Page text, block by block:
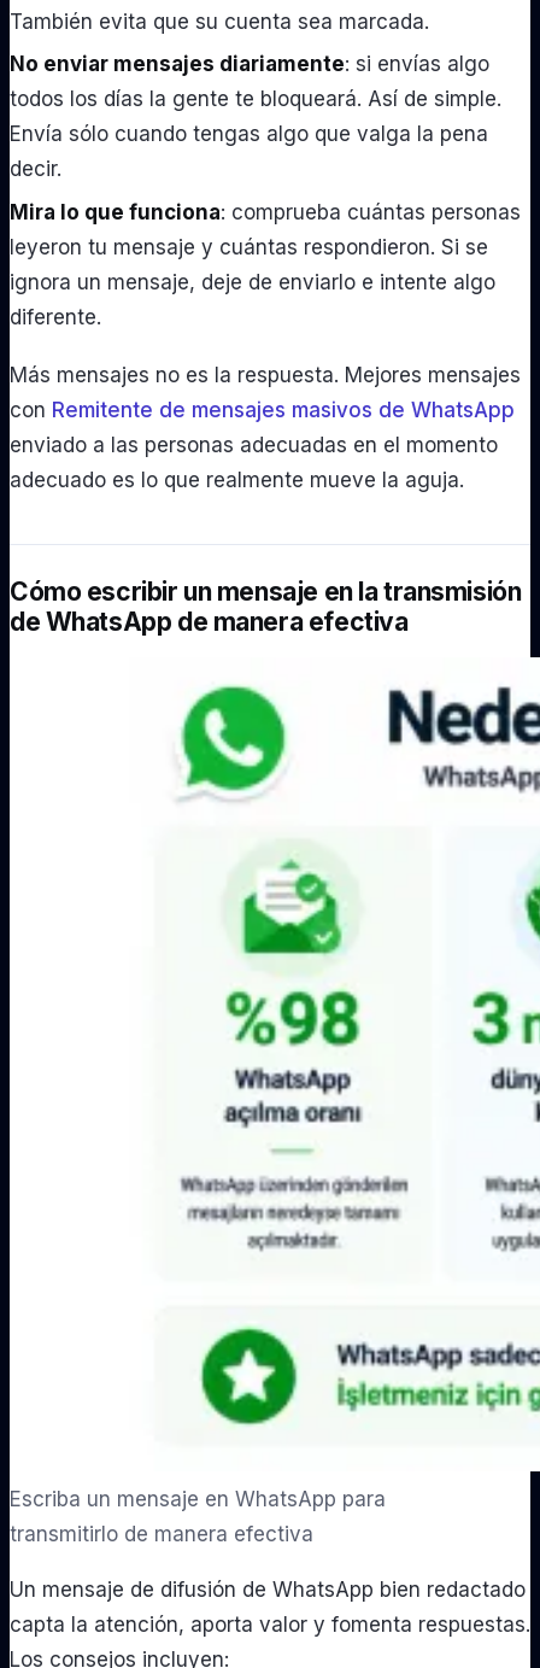
También evita que su cuenta sea marcada.
No enviar mensajes diariamente: si envías algo
todos los días la gente te bloqueará. Así de simple.
Envía sólo cuando tengas algo que valga la pena
decir.
Mira lo que funciona: comprueba cuántas personas
leyeron tu mensaje y cuántas respondieron. Si se
ignora un mensaje, deje de enviarlo e intente algo
diferente.
Más mensajes no es la respuesta. Mejores mensajes
con Remitente de mensajes masivos de WhatsApp
enviado a las personas adecuadas en el momento
adecuado es lo que realmente mueve la aguja.
Cómo escribir un mensaje en la transmisión
de WhatsApp de manera efectiva
Escriba un mensaje en WhatsApp para
transmitirlo de manera efectiva
Un mensaje de difusión de WhatsApp bien redactado
capta la atención, aporta valor y fomenta respuestas.
Los consejos incluyen: